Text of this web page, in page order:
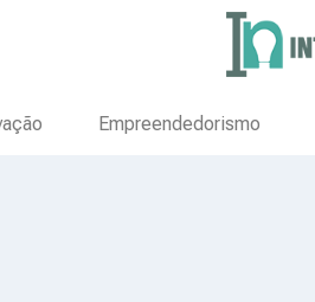
Empreendedorismo